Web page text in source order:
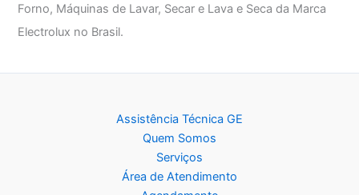
Forno, Máquinas de Lavar, Secar e Lava e Seca da Marca
Electrolux no Brasil.
Assistência Técnica GE
Quem Somos
Serviços
Área de Atendimento